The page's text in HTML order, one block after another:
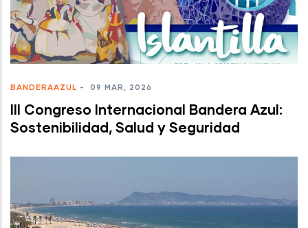
BANDERAAZUL - 09 MAR, 2026
III Congreso Internacional Bandera Azul:
Sostenibilidad, Salud y Seguridad